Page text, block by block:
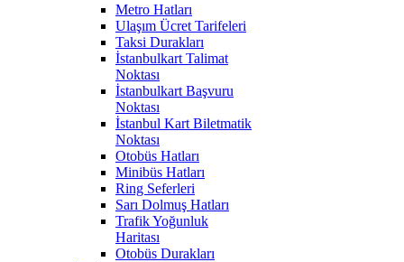
Metro Hatları
Ulaşım Ücret Tarifeleri
Taksi Durakları
İstanbulkart Talimat
Noktası
İstanbulkart Başvuru
Noktası
İstanbul Kart Biletmatik
Noktası
Otobüs Hatları
Minibüs Hatları
Ring Seferleri
Sarı Dolmuş Hatları
Trafik Yoğunluk
Haritası
Otobüs Durakları